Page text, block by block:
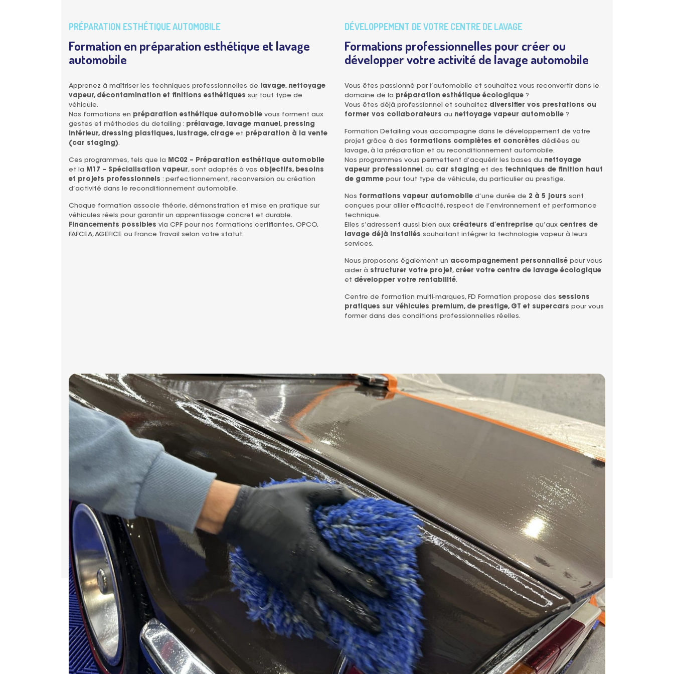
PRÉPARATION ESTHÉTIQUE AUTOMOBILE
Formation en préparation esthétique et lavage
automobile
Apprenez à maîtriser les techniques professionnelles de
lavage, nettoyage
vapeur, décontamination et finitions esthétiques sur tout type de
véhicule.
Nos formations en préparation esthétique automobile vous forment aux
gestes et méthodes du detailing : prélavage, lavage manuel, pressing
intérieur, dressing plastiques, lustrage, cirage et préparation à la vente
(car staging).
Ces programmes, tels que la
MC02 – Préparation esthétique automobile
et la
M17 – Spécialisation vapeur, sont adaptés à vos objectifs, besoins
et projets professionnels : perfectionnement, reconversion ou création
d’activité dans le reconditionnement automobile.
Chaque formation associe théorie, démonstration et mise en pratique sur
véhicules réels pour garantir un apprentissage concret et durable.
Financements possibles via CPF pour nos formations certifiantes, OPCO,
FAFCEA, AGEFICE ou France Travail selon votre statut.
DÉVELOPPEMENT DE VOTRE CENTRE DE LAVAGE
Formations professionnelles pour créer ou
développer votre activité de lavage automobile
Vous êtes passionné par l’automobile et souhaitez vous reconvertir dans le
domaine de la préparation esthétique écologique ?
Vous êtes déjà professionnel et souhaitez diversifier vos prestations ou
former vos collaborateurs au nettoyage vapeur automobile ?
Formation Detailing vous accompagne dans le développement de votre
projet grâce à des formations complètes et concrètes dédiées au
lavage, à la préparation et au reconditionnement automobile.
Nos programmes vous permettent d’acquérir les bases du nettoyage
vapeur professionnel , du car staging et des techniques de finition haut
de gamme pour tout type de véhicule, du particulier au prestige.
Nos formations vapeur automobile d’une durée de 2 à 5 jours sont
conçues pour allier efficacité, respect de l’environnement et performance
technique.
Elles s’adressent aussi bien aux créateurs d’entreprise qu’aux centres de
lavage déjà installés souhaitant intégrer la technologie vapeur à leurs
services.
Nous proposons également un accompagnement personnalisé pour vous
aider à structurer votre projet, créer votre centre de lavage écologique
et développer votre rentabilité.
Centre de formation multi-marques, FD Formation propose des sessions
pratiques sur véhicules premium, de prestige, GT et supercars pour vous
former dans des conditions professionnelles réelles.